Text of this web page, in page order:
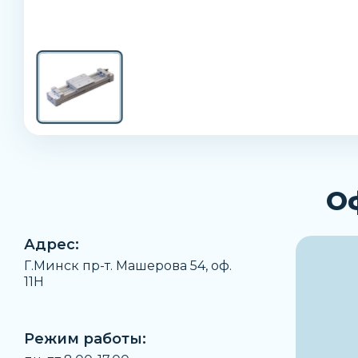
Адрес:
Г.Минск пр-т. Машерова 54, оф.
11H
Режим работы: